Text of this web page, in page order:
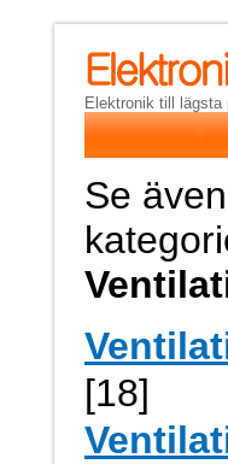
Elektronik till lägsta
Se
[18]